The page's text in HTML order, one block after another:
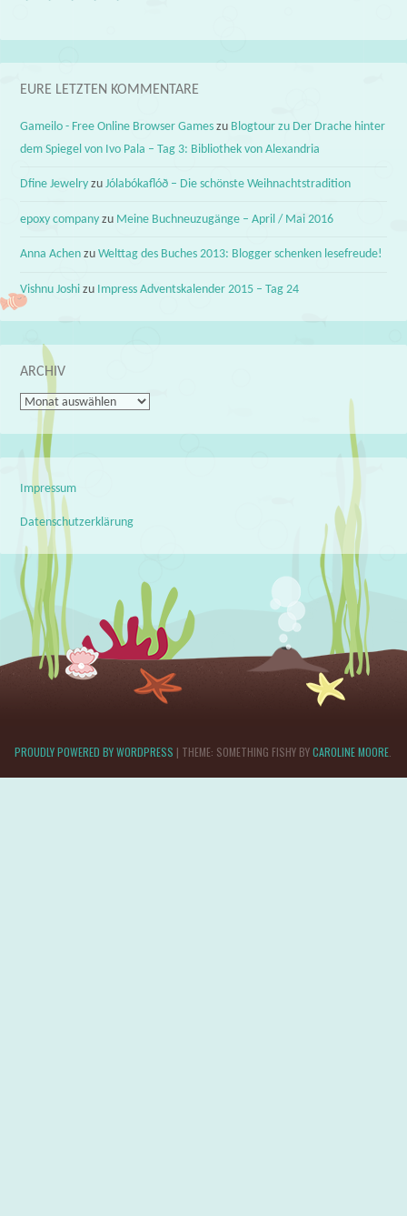
EURE LETZTEN KOMMENTARE
Gameilo - Free Online Browser Games zu Blogtour zu Der Drache hinter
dem Spiegel von Ivo Pala – Tag 3: Bibliothek von Alexandria
Dfine Jewelry zuJólabókaflóð – Die schönste Weihnachtstradition
epoxy company zu Meine Buchneuzugänge – April / Mai 2016
Anna Achen zuWelttag des Buches 2013: Blogger schenken lesefreude!
Vishnu Joshi zu Impress Adventskalender 2015 – Tag 24
ARCHIV
Archiv
Impressum
Datenschutzerklärung
PROUDLY POWERED BY WORDPRESS | THEME: SOMETHING FISHY BYCAROLINE MOORE